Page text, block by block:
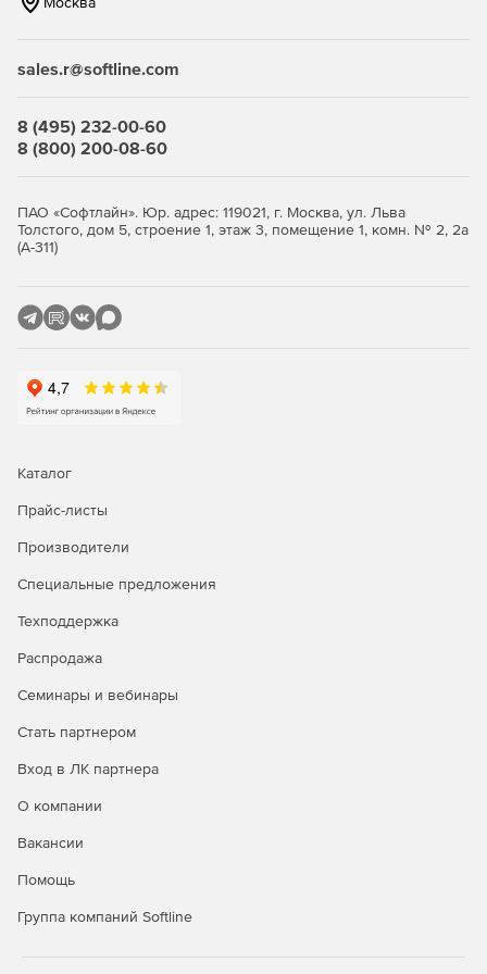
Прогнозирование необходимости расширения
SQL Server.
периоды времени для поиска «узких мест» в
производительности.
процессах, а также блокировках, относящихся к
Server.
Сохранение и сравнение конфигураций SQL Server.
sales.r@softline.com
8 (495) 232-00-60
8 (800) 200-08-60
ПАО «Софтлайн». Юр. адрес: 119021, г. Москва, ул. Льва
Толстого, дом 5, строение 1, этаж 3, помещение 1, комн. № 2, 2а
(А-311)
Каталог
Прайс-листы
Производители
Специальные предложения
Техподдержка
Распродажа
Семинары и вебинары
Стать партнером
Вход в ЛК партнера
О компании
Вакансии
Помощь
Группа компаний Softline